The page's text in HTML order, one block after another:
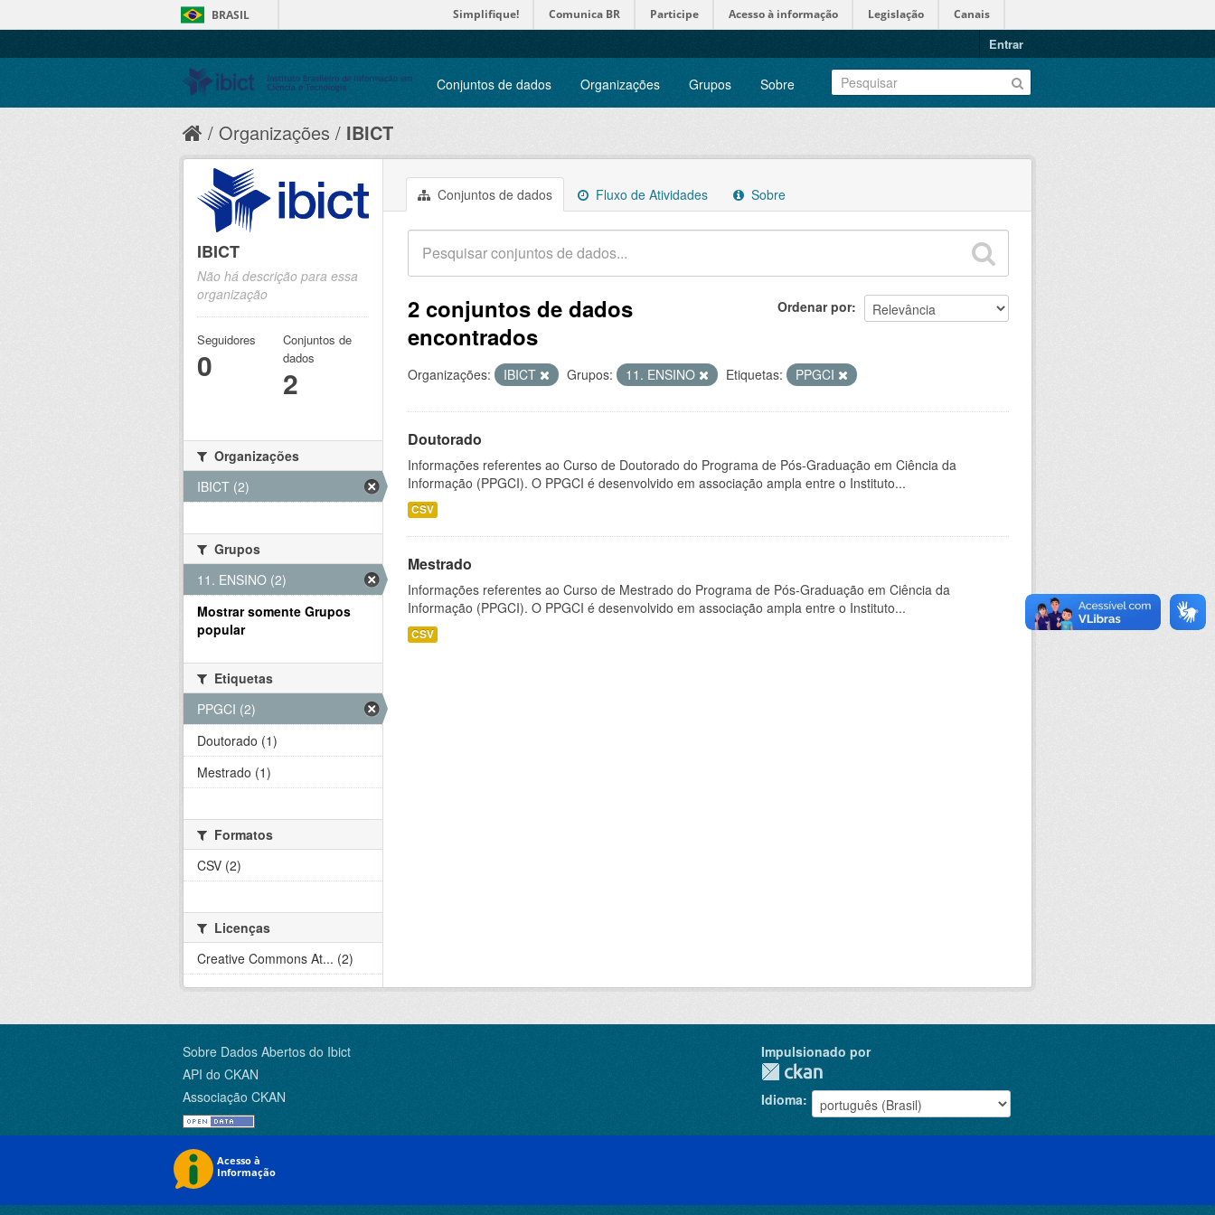
BRASIL Simplifique! Comunica BR Participe Acesso à informação Legislação Canais
Entrar
Conjuntos de dados Organizações Grupos Sobre
Organizações IBICT
Conjuntos de dados Fluxo de Atividades Sobre
Ordenar por
2 conjuntos de dados
encontrados
Organizações: IBICT Grupos: 11. ENSINO Etiquetas: PPGCI
Doutorado
Informações referentes ao Curso de Doutorado do Programa de Pós-Graduação em Ciência da
Informação (PPGCI). O PPGCI é desenvolvido em associação ampla entre o Instituto...
CSV
Mestrado
Informações referentes ao Curso de Mestrado do Programa de Pós-Graduação em Ciência da
Informação (PPGCI). O PPGCI é desenvolvido em associação ampla entre o Instituto...
CSV
IBICT
Não há descrição para essa
organização
Seguidores
0
Conjuntos de
dados
2
Organizações
IBICT (2)
Grupos
11. ENSINO (2)
Mostrar somente Grupos
popular
Etiquetas
PPGCI (2)
Doutorado (1)
Mestrado (1)
Formatos
CSV (2)
Licenças
Creative Commons At... (2)
Sobre Dados Abertos do Ibict
API do CKAN
Associação CKAN
Impulsionado por
Idioma